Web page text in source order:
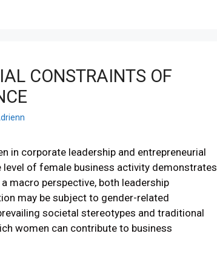
CONSTRAINTS OF
in corporate leadership and entrepreneurial
of female business activity demonstrates
macro perspective, both leadership
may be subject to gender-related
societal stereotypes and traditional
women can contribute to business